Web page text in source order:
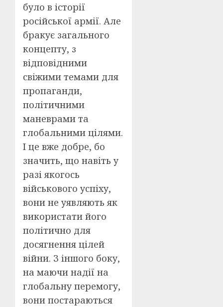
було в історії
російської армії. Але
бракує загального
концепту, з
відповідними
свіжими темами для
пропаганди,
політичними
маневрами та
глобальними цілями.
І це вже добре, бо
значить, що навіть у
разі якогось
військового успіху,
вони не уявляють як
використати його
політично для
досягнення цілей
війни. З іншого боку,
на маючи надії на
глобальну перемогу,
вони постараються